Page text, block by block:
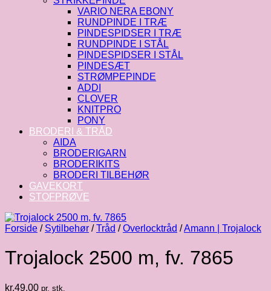
VARIO NERA EBONY
RUNDPINDE I TRÆ
PINDESPIDSER I TRÆ
RUNDPINDE I STÅL
PINDESPIDSER I STÅL
PINDESÆT
STRØMPEPINDE
ADDI
CLOVER
KNITPRO
PONY
BRODERI & TRÅD
AIDA
BRODERIGARN
BRODERIKITS
BRODERI TILBEHØR
GAVEKORT
STOFPRØVE
Forside / Sytilbehør / Tråd / Overlocktråd /Amann | Trojalock
Trojalock 2500 m, fv. 7865
kr.49.00 pr. stk.